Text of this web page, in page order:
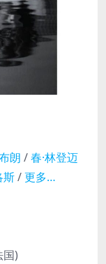
朗 /春·林登迈
斯/更多…
国)